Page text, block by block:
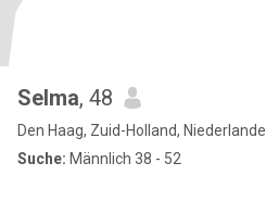
Selma, 48
Den Haag, Zuid-Holland, Niederlande
Suche: Männlich 38 - 52